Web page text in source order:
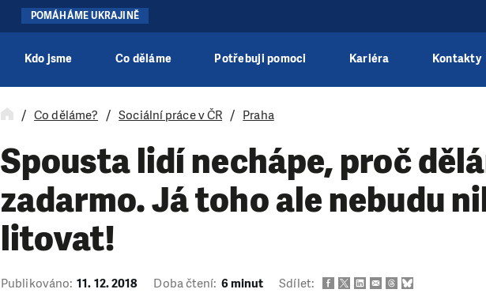
POMÁHÁME UKRAJINĚ
Kdo jsme Co děláme Potřebuji pomoci Kariéra Kontakty
Co děláme? Sociální práce v ČR Praha
Spousta lidí nechápe, proč
zadarmo. Já toho ale nebudu
litovat!
Publikováno: 11. 12. 2018 Doba čtení: 6 minut Sdílet: